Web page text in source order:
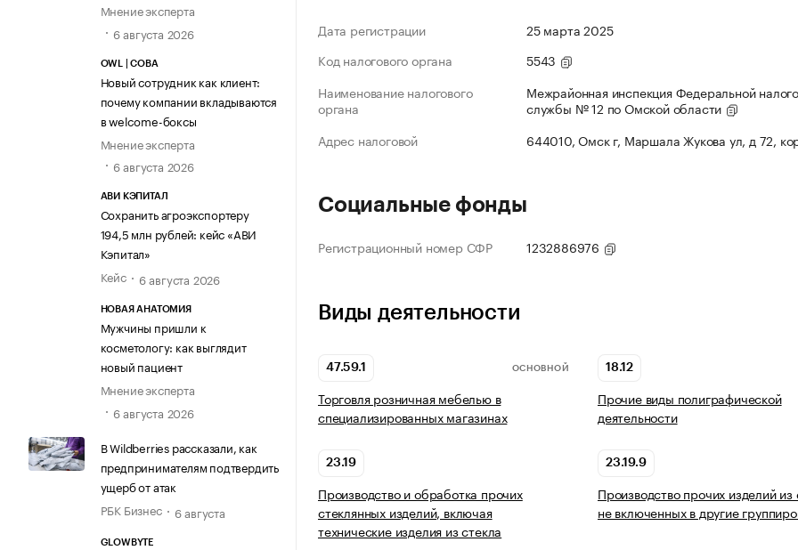
Мнение эксперта
6 августа 2026
OWL | СОВА
Новый сотрудник как клиент:
почему компании вкладываются
в welcome-боксы
Мнение эксперта
6 августа 2026
АВИ КЭПИТАЛ
Сохранить агроэкспортеру
194,5 млн рублей: кейс «АВИ
Кэпитал»
Кейс
6 августа 2026
НОВАЯ АНАТОМИЯ
Мужчины пришли к
косметологу: как выглядит
новый пациент
Мнение эксперта
6 августа 2026
В Wildberries рассказали, как
предпринимателям подтвердить
ущерб от атак
РБК Бизнес
6 августа
GLOWBYTE
Дата регистрации
25 марта 2025
Код налогового органа
5543
Наименование налогового
органа
Межрайонная инспекция Федеральной
службы № 12 по Омской области
Адрес налоговой
644010, Омск г, Маршала Жукова ул, д 72,
Социальные фонды
Регистрационный номер СФР 1232886976
Виды деятельности
47.59.1 ОСНОВНОЙ
Торговля розничная мебелью в
специализированных магазинах
18.12
Прочие виды полиграфической
деятельности
23.19
Производство и обработка прочих
стеклянных изделий, включая
технические изделия из стекла
23.19.9
Производство прочих изделий из
не включенных в другие